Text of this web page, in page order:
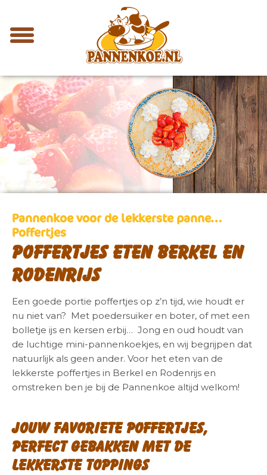
Pannenkoe voor de lekkerste panne…
Poffertjes
Poffertjes eten Berkel en
Rodenrijs
Een goede portie poffertjes op z’n tijd, wie houdt er
nu niet van? Met poedersuiker en boter, of met een
bolletje ijs en kersen erbij… Jong en oud houdt van
de luchtige mini-pannenkoekjes, en wij begrijpen dat
natuurlijk als geen ander. Voor het eten van de
lekkerste poffertjes in Berkel en Rodenrijs en
omstreken ben je bij de Pannenkoe altijd welkom!
Jouw favoriete poffertjes,
perfect gebakken met de
lekkerste toppings